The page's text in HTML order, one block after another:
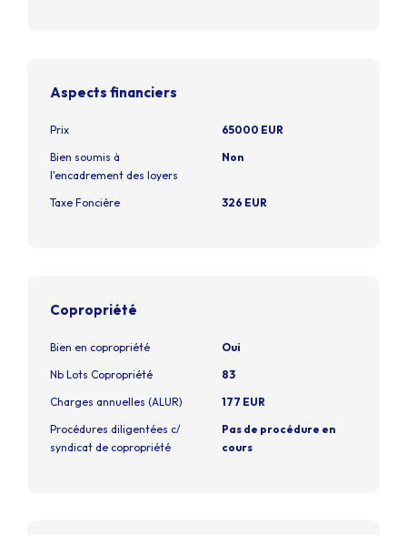
Aspects financiers
Prix
65000 EUR
Bien soumis à
l'encadrement des loyers
Non
Taxe Foncière 326 EUR
Copropriété
Bien en copropriété
Oui
Nb Lots Copropriété
83
Charges annuelles (ALUR)
177 EUR
Procédures diligentées c/
syndicat de copropriété
Pas de procédure en
cours